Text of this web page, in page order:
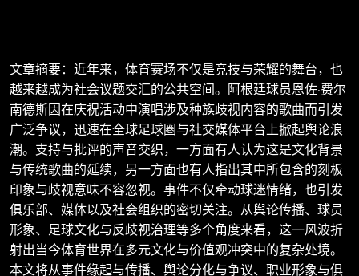
文章摘要：近年来，体育赛场不仅是竞技与荣耀的舞台，也
越来越成为社会议题交汇的公共空间。阿根廷球员恩佐·费尔
南德斯因在庆祝活动中演唱涉及种族歧视内容的歌曲而引发
广泛争议，迅速在全球足球圈与社交媒体平台上掀起舆论浪
潮。支持与批评的声音交织，一方面有人认为这是文化背景
与传统歌曲的延续，另一方面也有人指出其中所包含的刻板
印象与歧视意味不容忽视。事件不仅牵动球迷情绪，也引发
俱乐部、媒体以及社会组织的密切关注。从舆论传播、球员
形象、足球文化与反歧视治理等多个角度来看，这一风波折
射出当今体育世界在多元文化与价值观冲突中的复杂处境。
本文将从事件缘起与传播、舆论分化与争议、职业形象与俱